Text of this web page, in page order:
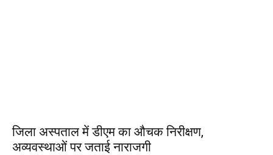
जिला अस्पताल में डीएम का औचक निरीक्षण,
अव्यवस्थाओं पर जताई नाराजगी